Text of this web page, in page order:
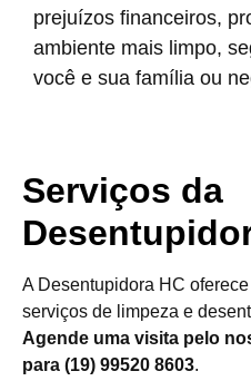
prejuízos financeiros,
ambiente mais limpo,
você e sua família ou
Serviços da
A Desentupidora HC
serviços de limpeza e
Agende uma visita pelo
para (19) 99520 8603.